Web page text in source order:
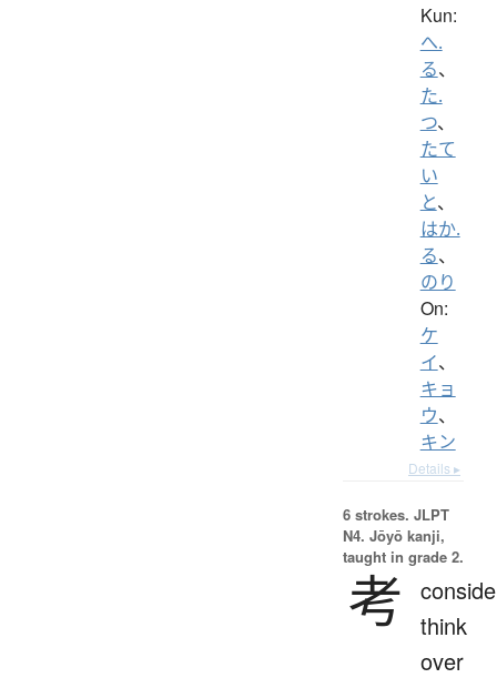
Kun:
へ.
る、
た.
つ、
たて
い
と、
はか.
る、
のり
On:
ケ
イ、
キョ
ウ、
キン
Details ▸
6 strokes. JLPT
N4. Jōyō kanji,
taught in grade 2.
考
think
over